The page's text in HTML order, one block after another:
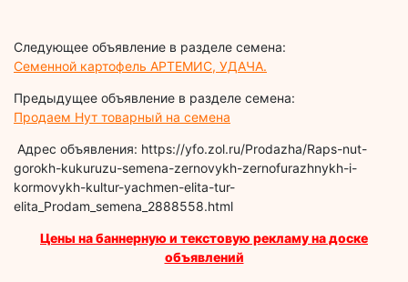
Следующее объявление в разделе семена:
Семенной картофель АРТЕМИС, УДАЧА.
Предыдущее объявление в разделе семена:
Продаем Нут товарный на семена
Адрес объявления: https://yfo.zol.ru/Prodazha/Raps-nut-
gorokh-kukuruzu-semena-zernovykh-zernofurazhnykh-i-
kormovykh-kultur-yachmen-elita-tur-
elita_Prodam_semena_2888558.html
Цены на баннерную и текстовую рекламу на доске
объявлений